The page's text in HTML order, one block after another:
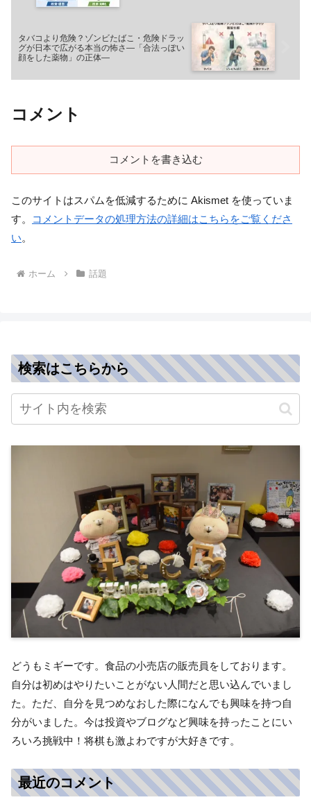
タバコより危険？ゾンビたばこ・危険ドラッ
グが日本で広がる本当の怖さ―「合法っぽい
顔をした薬物」の正体―
コメント
コメントを書き込む
このサイトはスパムを低減するために Akismet を使っていま
す。
コメントデータの処理方法の詳細はこちらをご覧くださ
い。
ホーム 話題
検索はこちらから
どうもミギーです。食品の小売店の販売員をしております。
自分は初めはやりたいことがない人間だと思い込んでいまし
た。ただ、自分を見つめなおした際になんでも興味を持つ自
分がいました。今は投資やブログなど興味を持ったことにい
ろいろ挑戦中！将棋も激よわですが大好きです。
最近のコメント